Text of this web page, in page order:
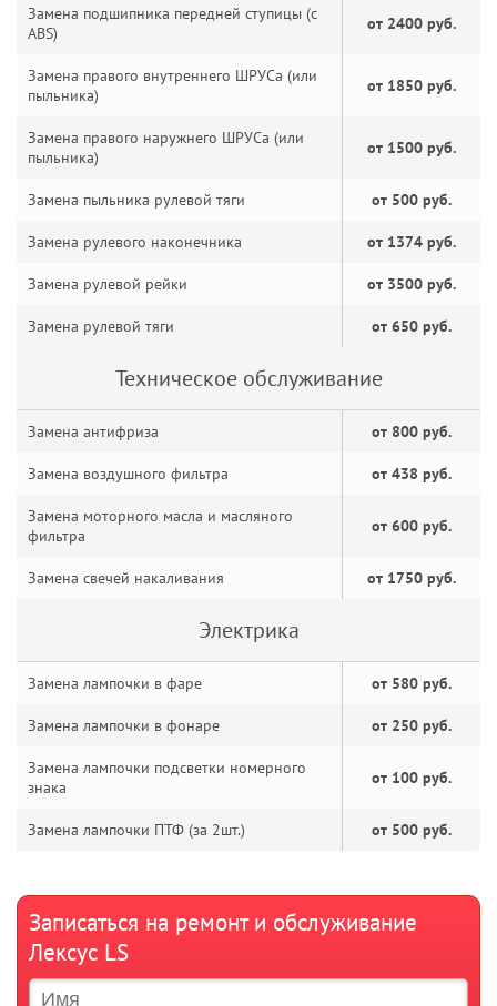
Замена подшипника передней ступицы (с
ABS)
от 2400 руб.
Замена правого внутреннего ШРУСа (или
пыльника)
от 1850 руб.
Замена правого наружнего ШРУСа (или
пыльника)
от 1500 руб.
Замена пыльника рулевой тяги от 500 руб.
Замена рулевого наконечника от 1374 руб.
Замена рулевой рейки от 3500 руб.
Замена рулевой тяги от 650 руб.
Техническое обслуживание
Замена антифриза от 800 руб.
Замена воздушного фильтра от 438 руб.
Замена моторного масла и масляного
фильтра
от 600 руб.
Замена свечей накаливания от 1750 руб.
Электрика
Замена лампочки в фаре от 580 руб.
Замена лампочки в фонаре от 250 руб.
Замена лампочки подсветки номерного
знака
от 100 руб.
Замена лампочки ПТФ (за 2шт.) от 500 руб.
Записаться на ремонт и обслуживание
Лексус LS